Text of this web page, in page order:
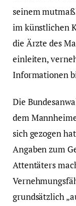
seinem
im künstlichen
die Ärzte des
einleiten,
Informationen
Die
dem
sich gezogen
Angaben zum
Attentäters
grundsätzlich